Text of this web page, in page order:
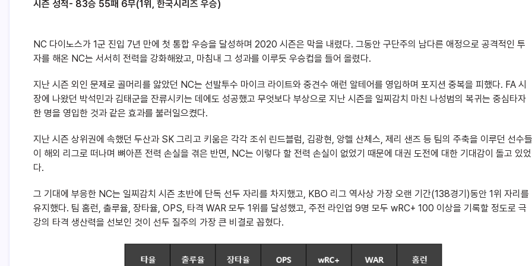
시즌 성적- 83승 55패 6무(1위, 한국시리즈 우승)
NC 다이노스가 1군 진입 7년 만에 첫 통합 우승을 달성하며 2020 시즌은 막을 내렸다. 그동안 구단주의 남다른 애정으로 공격적인 투
자를 해온 NC는 서서히 전력을 강화해왔고, 마침내 그 성과를 이루듯 우승컵을 들어 올렸다.
지난 시즌 외인 문제로 골머리를 앓았던 NC는 선발투수 마이크 라이트와 중견수 애런 알테어를 영입하며 포지션 중복을 피했다. FA 시
장에 나왔던 박석민과 김태군을 잔류시키는 데에도 성공했고 무엇보다 부상으로 지난 시즌을 일찌감치 마친 나성범의 복귀는 중심타자
한 명을 영입한 것과 같은 효과를 불러일으켰다.
지난 시즌 상위권에 속했던 두산과 SK 그리고 키움은 각각 조쉬 린드블럼, 김광현, 앙헬 산체스, 제리 샌즈 등 팀의 주축을 이루던 선수들
이 해외 리그로 떠나며 뼈아픈 전력 손실을 겪은 반면, NC는 이렇다 할 전력 손실이 없었기 때문에 대권 도전에 대한 기대감이 돌고 있었
다.
그 기대에 부응한 NC는 일찌감치 시즌 초반에 단독 선두 자리를 차지했고, KBO 리그 역사상 가장 오랜 기간(138경기)동안 1위 자리를
유지했다. 팀 홈런, 출루율, 장타율, OPS, 타격 WAR 모두 1위를 달성했고, 주전 라인업 9명 모두 wRC+ 100 이상을 기록할 정도로 극
강의 타격 생산력을 선보인 것이 선두 질주의 가장 큰 비결로 꼽혔다.